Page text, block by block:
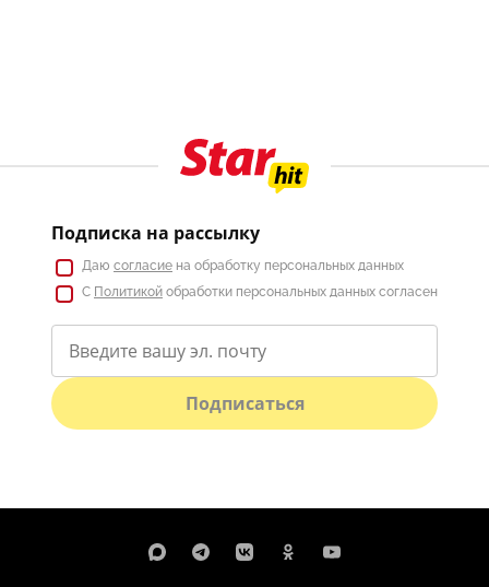
Подписка на рассылку
Даю согласие на обработку персональных данных
С Политикой обработки персональных данных согласен
Подписаться